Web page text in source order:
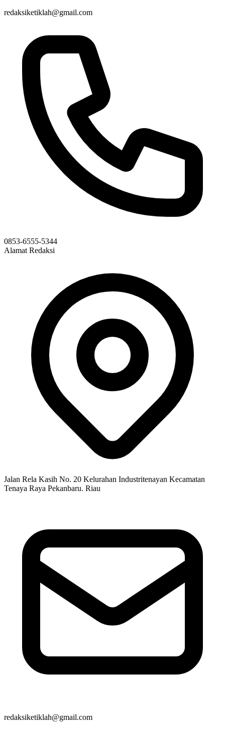
redaksiketiklah@gmail.com
0853-6555-5344
Alamat Redaksi
Jalan Rela Kasih No. 20 Kelurahan Industritenayan Kecamatan
Tenaya Raya Pekanbaru. Riau
redaksiketiklah@gmail.com